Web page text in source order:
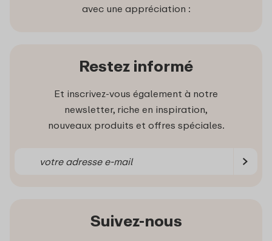
avec une appréciation :
Restez informé
Et inscrivez-vous également à notre
newsletter, riche en inspiration,
nouveaux produits et offres spéciales.
Suivez-nous